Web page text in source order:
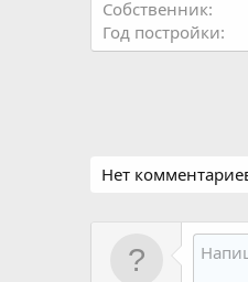
Собственник
Год постройки
Нет